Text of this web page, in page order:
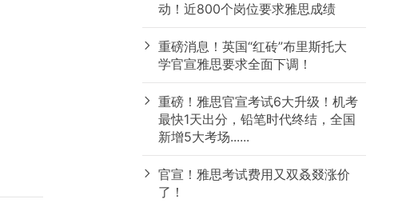
动！近800个岗位要求雅思成绩
重磅消息！英国“红砖”布里斯托大
学官宣雅思要求全面下调！
重磅！雅思官宣考试6大升级！机考
最快1天出分，铅笔时代终结，全国
新增5大考场......
官宣！雅思考试费用又双叒叕涨价
了！